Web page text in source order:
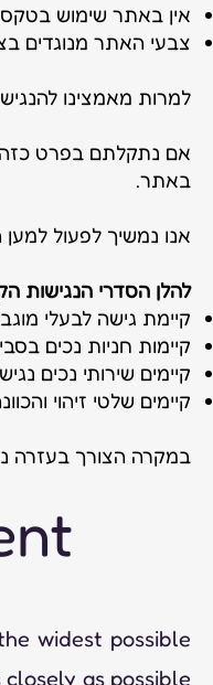
אין באתר שימוש
צבעי האתר מנוגדים
למרות מאמצינו
אם נתקלתם בפרט
באתר.
אנו נמשיך לפעול
להלן הסדרי הנגישות
קיימת גישה לבעלי
קיימות חניות נכים
קיימים שירותי נכים
קיימים שלטי זיהוי
במקרה הצורך בעזרה
widest possible
as possible